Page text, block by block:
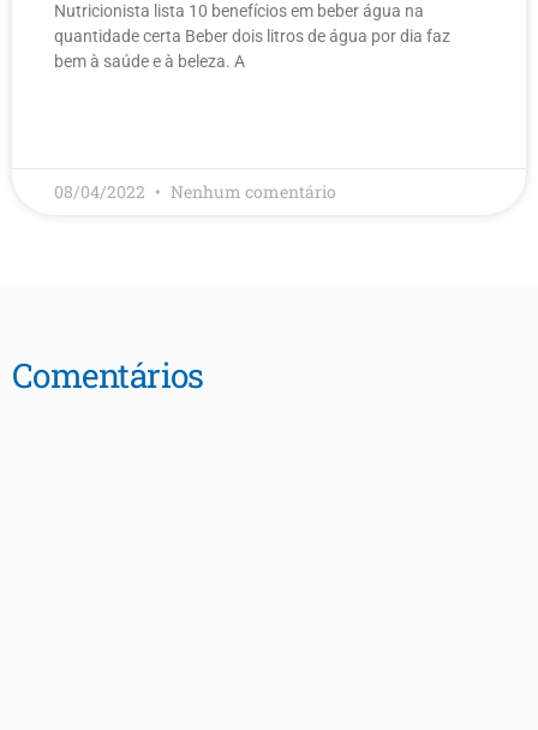
Nutricionista lista 10 benefícios em beber água na
quantidade certa Beber dois litros de água por dia faz
bem à saúde e à beleza. A
08/04/2022 Nenhum comentário
Comentários